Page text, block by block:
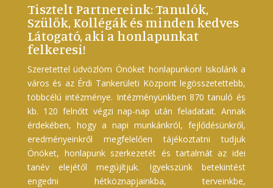
Tisztelt Partnereink: Tanulók,
Szülők, Kollégák és minden kedves
Látogató, aki a honlapunkat
felkeresi!
Szeretettel üdvözlöm Önöket honlapunkon! Iskolánk a
város és az Érdi Tankerületi Központ legösszetettebb,
többcélú intézménye. Intézményünkben 870 tanuló és
kb. 120 felnőtt végzi nap-nap után feladatait. Annak
érdekében, hogy a napi munkánkról, fejlődésünkről,
eredményeinkről megfelelően tájékoztatni tudjuk
Önöket, honlapunk szerkezetét és tartalmát az idei
tanév elejétől megújítjuk. Igyekszünk betekintést
engedni hétköznapjainkba, terveinkbe,